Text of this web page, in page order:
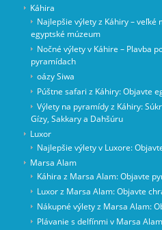
Káhira
Najlepšie výlety z Káhiry –
egyptské múzeum
Nočné výlety v Káhire – Plavba
pyramídach
oázy Siwa
Púštne safari z Káhiry: Objavte
Výlety na pyramídy z Káhiry:
Gízy, Sakkary a Dahšúru
Luxor
Najlepšie výlety v Luxore:
Marsa Alam
Káhira z Marsa Alam: Objavte
Luxor z Marsa Alam: Objavte
Nákupné výlety z Marsa Alam:
Plávanie s delfínmi v Marsa